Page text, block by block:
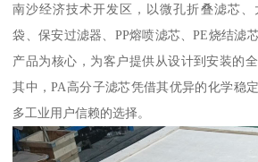
南沙经济技术开发区，以微孔折叠滤芯
袋、保安过滤器、PP熔喷滤芯、PE烧结滤
产品为核心，为客户提供从设计到安装的
其中，PA高分子滤芯凭借其优异的化学稳
多工业用户信赖的选择。